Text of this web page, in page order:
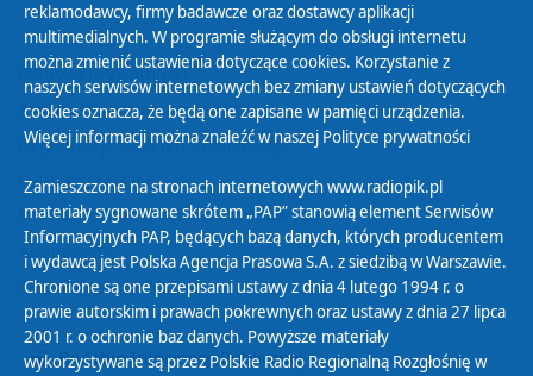
Polityka Prywatności
Zasady korzystania z Serwisu
Organizacje Pożytku Publicznego
Cyfryzacja DAB+
Polityka ochrony danych osobowych
Abonament
Zamówienia publiczne
Biuletyn Informacji Publicznej
reklamodawcy, firmy badawcze oraz dostawcy aplikacji
multimedialnych. W programie służącym do obsługi internetu
można zmienić ustawienia dotyczące cookies. Korzystanie z
naszych serwisów internetowych bez zmiany ustawień dotyczących
cookies oznacza, że będą one zapisane w pamięci urządzenia.
Więcej informacji można znaleźć w naszej Polityce prywatności
Zamieszczone na stronach internetowych www.radiopik.pl
materiały sygnowane skrótem „PAP” stanowią element Serwisów
Informacyjnych PAP, będących bazą danych, których producentem
i wydawcą jest Polska Agencja Prasowa S.A. z siedzibą w Warszawie.
Chronione są one przepisami ustawy z dnia 4 lutego 1994 r. o
prawie autorskim i prawach pokrewnych oraz ustawy z dnia 27 lipca
2001 r. o ochronie baz danych. Powyższe materiały
wykorzystywane są przez Polskie Radio Regionalną Rozgłośnię w